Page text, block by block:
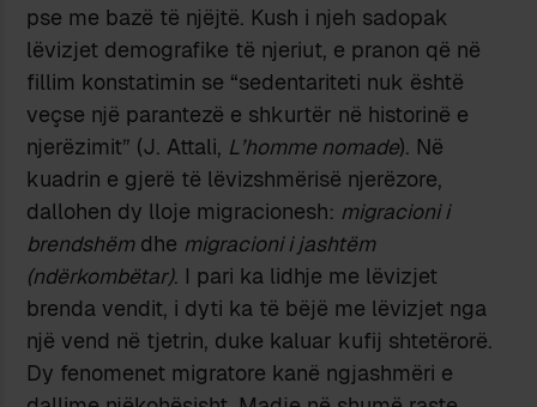
pse me bazë të njëjtë. Kush i njeh sadopak
lëvizjet demografike të njeriut, e pranon që në
fillim konstatimin se “sedentariteti nuk është
veçse një parantezë e shkurtër në historinë e
njerëzimit” (J. Attali, L’homme nomade). Në
kuadrin e gjerë të lëvizshmërisë njerëzore,
dallohen dy lloje migracionesh: migracioni i
brendshëmdhe migracioni i jashtëm
(ndërkombëtar). I pari ka lidhje me lëvizjet
brenda vendit, i dyti ka të bëjë me lëvizjet nga
një vend në tjetrin, duke kaluar kufij shtetërorë.
Dy fenomenet migratore kanë ngjashmëri e